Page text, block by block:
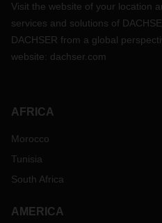
Visit the website of your location
services and solutions of
DACHSER from a global
website: dachser.com
AFRICA
Morocco
Tunisia
South Africa
AMERICA